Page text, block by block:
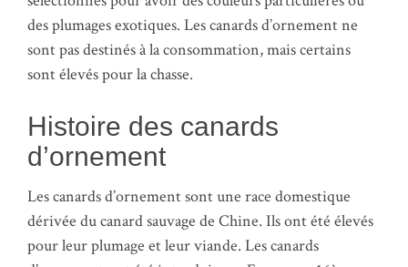
des plumages exotiques. Les canards d’ornement ne
sont pas destinés à la consommation, mais certains
sont élevés pour la chasse.
Histoire des canards
d’ornement
Les canards d’ornement sont une race domestique
dérivée du canard sauvage de Chine. Ils ont été élevés
pour leur plumage et leur viande. Les canards